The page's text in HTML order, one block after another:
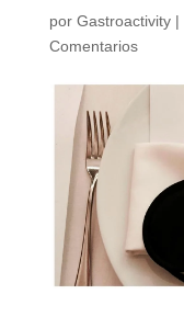
por Gastroactivity|
Comentarios